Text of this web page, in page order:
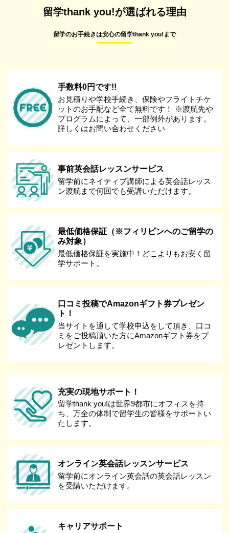
留学thank you!が選ばれる理由
留学のお手続きは安心の留学thank you!まで
手数料0円です!!
お見積りや学校手続き、保険やフライトチケ
ットのお手配など全て無料です！ ※渡航先や
プログラムによって、一部例外があります。
詳しくはお問い合わせください
事前英会話レッスンサービス
留学前にネイティブ講師による英会話レッス
ン渡航まで何回でも受講いただけます。
最低価格保証（※フィリピンへのご留学の
み対象）
最低価格保証を実施中！どこよりもお安く留
学サポート。
口コミ投稿でAmazonギフト券プレゼン
ト！
当サイトを通して学校申込をして頂き、口コ
ミをご投稿頂いた方にAmazonギフト券をプ
レゼントします。
充実の現地サポート！
留学thank you!は世界9都市にオフィスを持
ち、万全の体制で留学生の皆様をサポートい
たします。
オンライン英会話レッスンサービス
留学前にオンライン英会話の英会話レッスン
を受講いただけます。
キャリアサポート